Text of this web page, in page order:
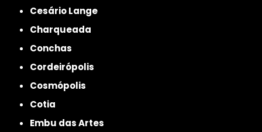
Cesário Lange
Charqueada
Conchas
Cordeirópolis
Cosmópolis
Cotia
Embu das Artes